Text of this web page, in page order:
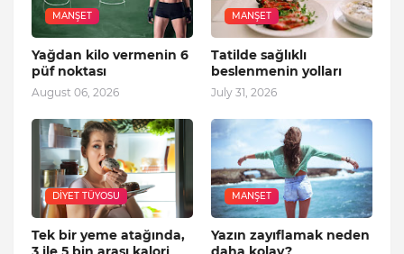
MANŞET
Yağdan kilo vermenin 6
püf noktası
August 06, 2026
MANŞET
Tatilde sağlıklı
beslenmenin yolları
July 31, 2026
DIYET TÜYOSU
Tek bir yeme atağında,
MANŞET
Yazın zayıflamak neden